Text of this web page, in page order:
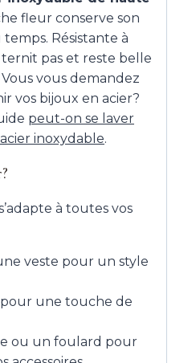
fleur conserve son
Résistante à
ternit pas et reste belle
Vous vous demandez
vos bijoux en acier?
peut-on se laver
inoxydable.
à toutes vos
veste pour un style
une touche de
ou un foulard pour